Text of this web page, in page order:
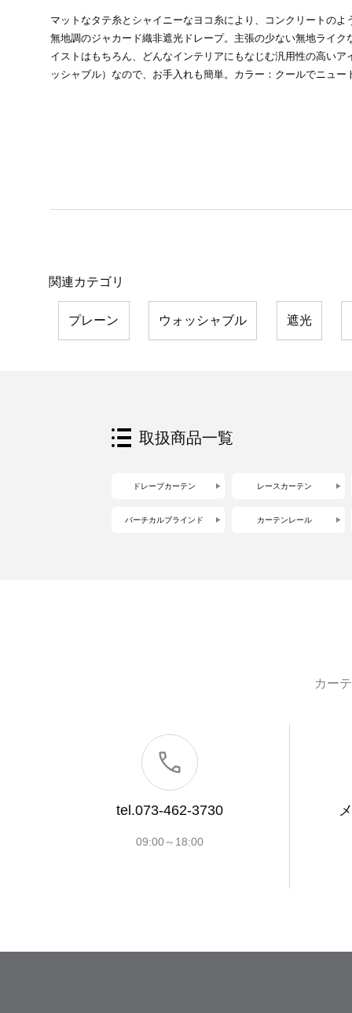
マットなタテ糸とシャイニーなヨコ糸により、コンクリートのよ
無地調のジャカード織非遮光ドレープ。主張の少ない無地ライク
イストはもちろん、どんなインテリアにもなじむ汎用性の高い
ッシャブル）なので、お手入れも簡単。カラー：クールでニュー
関連カテゴリ
プレーン ウォッシャブル 遮光
取扱商品一覧
ドレープカーテン レースカーテン
バーチカルブラインド カーテンレール
カー
tel.073-462-3730
09:00～18:00